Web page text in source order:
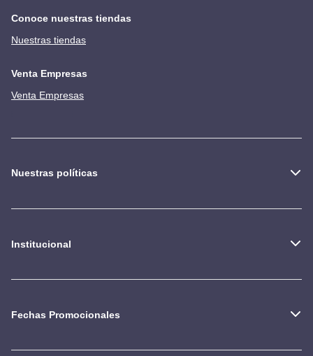
Conoce nuestras tiendas
Nuestras tiendas
Venta Empresas
Venta Empresas
Nuestras políticas
Institucional
Fechas Promocionales